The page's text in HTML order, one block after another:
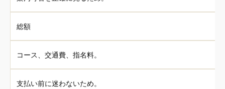
総額
コース、交通費、指名料。
支払い前に迷わないため。